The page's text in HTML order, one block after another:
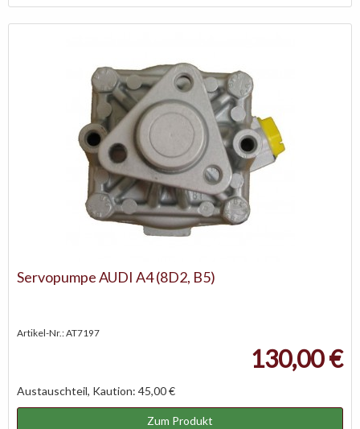
Servopumpe AUDI A4 (8D2, B5)
Artikel-Nr.: AT7197
130,00 €
Austauschteil, Kaution: 45,00 €
Zum Produkt